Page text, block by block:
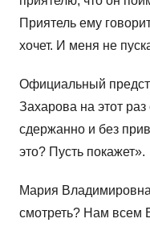
Приятель ему
хочет. И меня не
Официальный
Захарова на этот
сдержанно и без
это? Пусть покажет».
Мария
смотреть? Нам всем